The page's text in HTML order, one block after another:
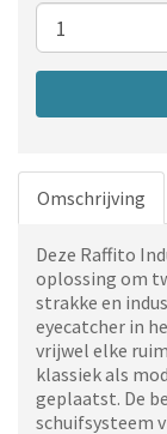
Aantal
Omschrijving
Deze Raffito
oplossing om
strakke en
eyecatcher in
vrijwel elke
klassiek als
geplaatst. De
schuifsysteem